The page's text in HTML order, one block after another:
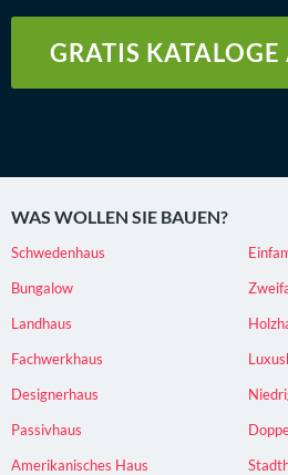
GRATIS
WAS WOLLEN SIE BAUEN?
Schwedenhaus
Bungalow
Landhaus
Fachwerkhaus
Designerhaus
Passivhaus
Amerikanisches Haus